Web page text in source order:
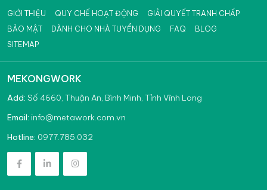
GIỚI THIỆU QUY CHẾ HOẠT ĐỘNG
GIẢI QUYẾT TRANH CHẤP
BẢO MẬT
DÀNH CHO NHÀ TUYỂN DỤNG FAQ
BLOG
SITEMAP
MEKONGWORK
Add: Số 4660, Thuận An, Bình Minh, Tỉnh Vĩnh Long
Email: info@metawork.com.vn
Hotline: 0977.785.032